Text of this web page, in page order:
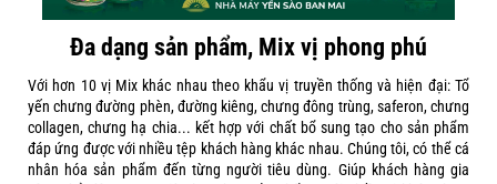
Đa dạng sản phẩm, Mix vị phong phú
Với hơn 10 vị Mix khác nhau theo khẩu vị truyền thống và hiện đại: Tổ
yến chưng đường phèn, đường kiêng, chưng đông trùng, saferon, chưng
collagen, chưng hạ chia... kết hợp với chất bổ sung tạo cho sản phẩm
đáp ứng được với nhiều tệp khách hàng khác nhau. Chúng tôi, có thể cá
nhân hóa sản phẩm đến từng người tiêu dùng. Giúp khách hàng gia